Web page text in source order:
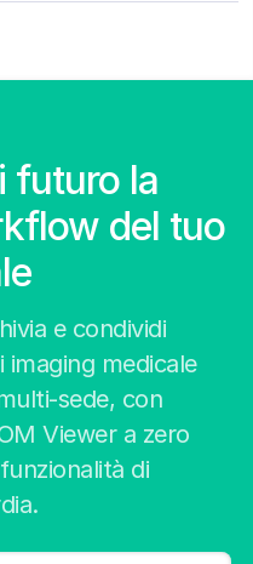
futuro la
del tuo
e condividi
imaging medicale
sede, con
Viewer a zero
di